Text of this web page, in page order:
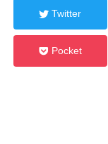
Twitter
Pocket